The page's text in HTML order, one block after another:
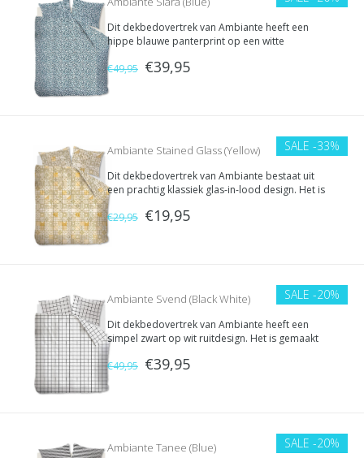
Dit dekbedovertrek van Ambiante heeft een
hippe blauwe panterprint op een witte
achtergrond. Het is gemaakt van 100% katoen en
heeft een dubbele instopstrook.
€49,95 €39,95
SALE -33%
Ambiante Stained Glass (Yellow)
Dit dekbedovertrek van Ambiante bestaat uit
een prachtig klassiek glas-in-lood design. Het is
gemaakt van 100% katoen en heeft een dubbele
instopstrook.
€29,95 €19,95
SALE -20%
Ambiante Svend (Black White)
Dit dekbedovertrek van Ambiante heeft een
simpel zwart op wit ruitdesign. Het is gemaakt
van 100% katoen en heeft een dubbele
instopstrook.
€49,95 €39,95
SALE -20%
Ambiante Tanee (Blue)